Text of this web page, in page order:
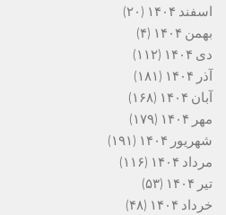
اسفند ۱۴۰۴
(۲۰)
بهمن ۱۴۰۴
(۴)
دی ۱۴۰۴
(۱۱۲)
آذر ۱۴۰۴
(۱۸۱)
آبان ۱۴۰۴
(۱۶۸)
مهر ۱۴۰۴
(۱۷۹)
شهریور ۱۴۰۴
(۱۹۱)
مرداد ۱۴۰۴
(۱۱۶)
تیر ۱۴۰۴
(۵۳)
خرداد ۱۴۰۴
(۴۸)